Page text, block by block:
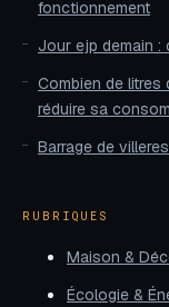
fonctionnement
Jour ejp demain
Combien de litres
réduire sa
Barrage de
RUBRIQUES
Maison &
Écologie &